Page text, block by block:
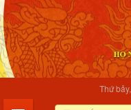
Thứ